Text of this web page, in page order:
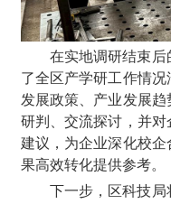
在实地调研结束
了全区产学研工作情
发展政策、产业发展
研判、交流探讨，并
建议，为企业深化校
果高效转化提供参考。
下一步，区科技